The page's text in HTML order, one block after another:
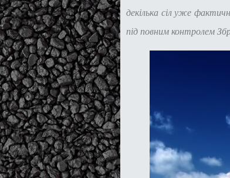
декілька сіл уже
під повним контролем